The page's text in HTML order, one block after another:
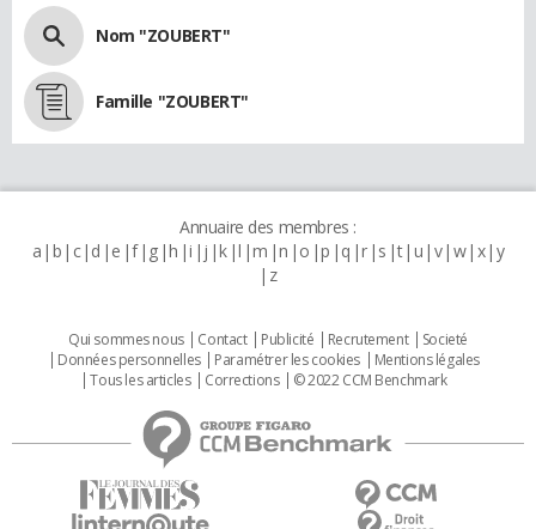
Nom "ZOUBERT"
Famille "ZOUBERT"
Annuaire des membres :
a b c d e f g h i j k l m n o p q r s t u v w x y
z
Qui sommes nous Contact Publicité Recrutement
Societé
Données personnelles
Paramétrer les cookies
Mentions légales
Tous les articles
Corrections © 2022 CCM Benchmark